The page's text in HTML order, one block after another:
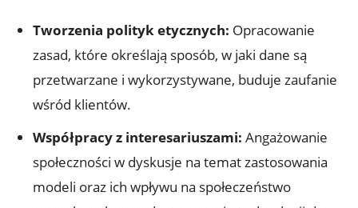
Tworzenia polityk etycznych: Opracowanie
zasad, które określają sposób, w jaki dane są
przetwarzane i wykorzystywane, buduje zaufanie
wśród klientów.
Współpracy z interesariuszami: Angażowanie
społeczności w dyskusje na temat zastosowania
modeli oraz ich wpływu na społeczeństwo